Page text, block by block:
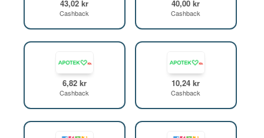
43,02 kr
Cashback
40,00 kr
Cashback
6,82 kr
Cashback
10,24 kr
Cashback